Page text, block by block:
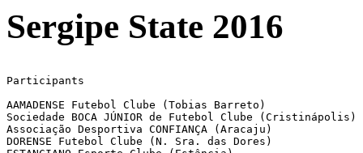
Sergipe State 2016
Participants
AAMADENSE Futebol Clube (Tobias Barreto)
Sociedade BOCA JÚNIOR de Futebol Clube (Cristinápolis)	[1]
Associação Desportiva CONFIANÇA (Aracaju)
DORENSE Futebol Clube (N. Sra. das Dores)